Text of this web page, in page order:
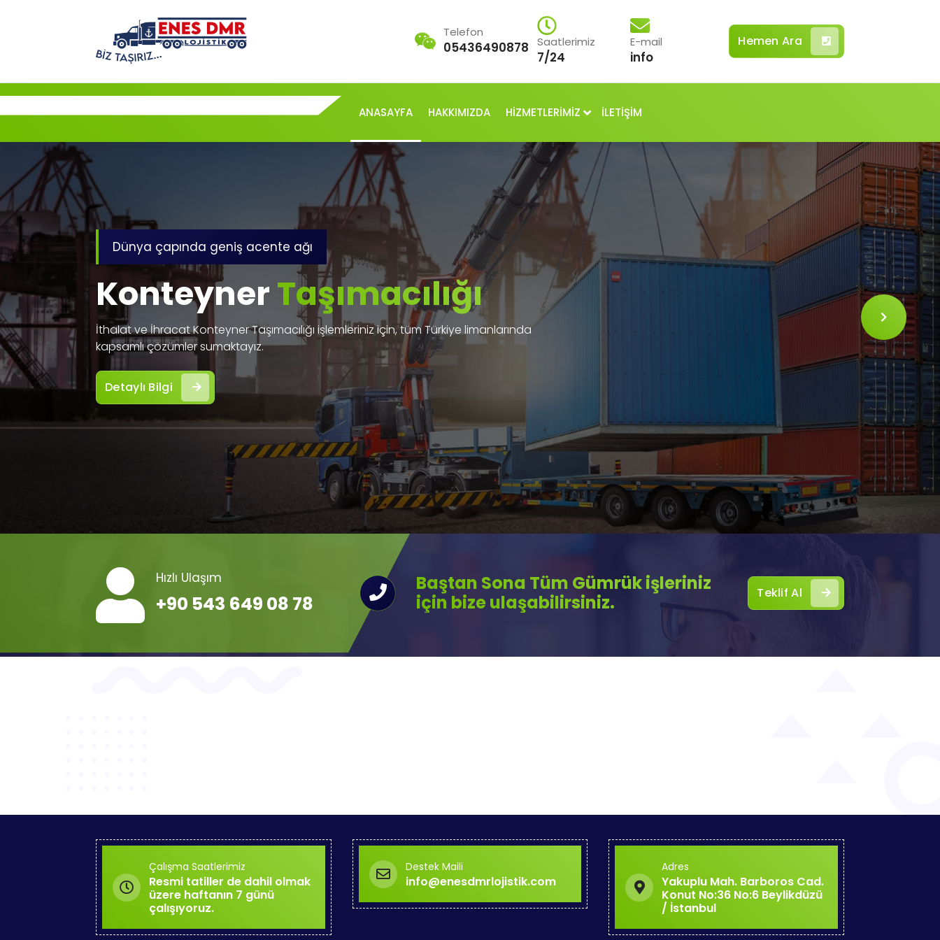
Telefon
05436490878 Saatlerimiz
7/24
E-mail
info
Hemen Ara
ANASAYFA HAKKIMIZDA HİZMETLERİMİZ İLETİŞİM
Dünya çapında geniş acente ağı
KonteynerTaşımacılığı
İthalat ve İhracat Konteyner Taşımacılığı işlemleriniz için, tüm Türkiye limanlarında
kapsamlı çözümler sumaktayız.
Detaylı Bilgi
Hızlı Ulaşım
+90 543 649 08 78
Baştan Sona Tüm Gümrük işleriniz
için bize ulaşabilirsiniz.
Teklif Al
Çalışma Saatlerimiz
Resmi tatiller de dahil olmak
üzere haftanın 7 günü
çalışıyoruz.
Destek Maili
info@enesdmrlojistik.com
Adres
Yakuplu Mah. Barboros Cad.
Konut No:36 No:6 Beylikdüzü
/ İstanbul